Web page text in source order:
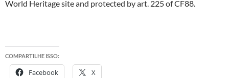
World Heritage site and protected by art. 225 of CF88.
COMPARTILHE ISSO:
Facebook X